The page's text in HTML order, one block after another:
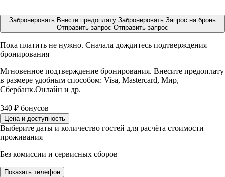
Забронировать Внести предоплату Забронировать Запрос на бронь
Отправить запрос Отправить запрос
Пока платить не нужно. Сначала дождитесь подтверждения
бронирования
Мгновенное подтверждение бронирования. Внесите предоплату
в размере удобным способом: Visa, Mastercard, Мир,
Сбербанк.Онлайн и др.
340 ₽ бонусов
Цена и доступность
Выберите даты и количество гостей для расчёта стоимости
проживания
Без комиссии и сервисных сборов
Показать телефон